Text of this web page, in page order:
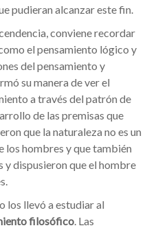
pudieran alcanzar este fin.
conviene recordar
el pensamiento lógico y
del pensamiento y
su manera de ver el
a través del patrón de
de las premisas que
que la naturaleza no es un
los hombres y que también
dispusieron que el hombre
los llevó a estudiar al
filosófico. Las